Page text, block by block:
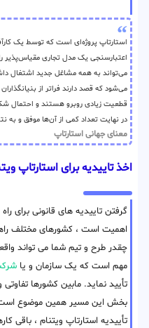
استارتاپ پروژه‌ای است که توسط یک
اعتبارسنجی یک مدل تجاری مقیاس‌پذیر
می‌تواند به همه مشاغل جدید اشتغال
می‌شود که قصد دارند فراتر از
قطعیت زیادی روبرو هستند و احتمال
در نهایت تعداد کمی از آن‌ها موفق و به
معنای جهانی استارتاپ
اخذ تاییدیه برای استارتاپ
گرفتن تاییدیه های قانونی برای
اهمیت است ، کشورهای مختلف
چقدر طرح و تیم شما می تواند
مهم است که یک سازمان و یا
تأیید نماید. مابین کشورها
بخش این مسیر همین موضوع
تأییدیه استارتاپ ویتنام ، باقی